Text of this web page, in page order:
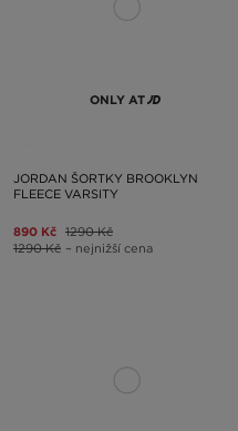
ONLY AT
JORDAN ŠORTKY BROOKLYN
FLEECE VARSITY
890 Kč 1290 Kč
1290 Kč – nejnižší cena